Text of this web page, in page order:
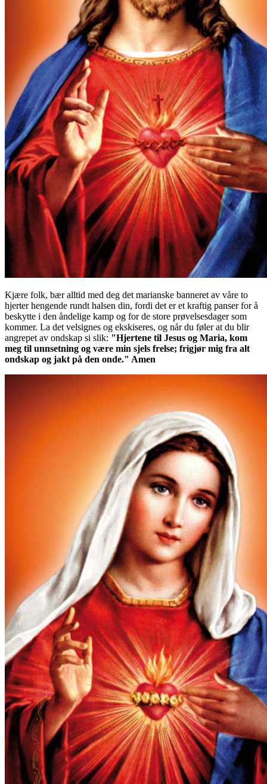
Kjære folk, bær alltid med deg det marianske banneret av våre to
hjerter hengende rundt halsen din, fordi det er et kraftig panser for å
beskytte i den åndelige kamp og for de store prøvelsesdager som
kommer. La det velsignes og ekskiseres, og når du føler at du blir
angrepet av ondskap si slik: "Hjertene til Jesus og Maria, kom
meg til unnsetning og være min sjels frelse; frigjør mig fra alt
ondskap og jakt på den onde." Amen